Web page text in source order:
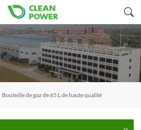
Bouteille de gaz de 65 L de haute qualité